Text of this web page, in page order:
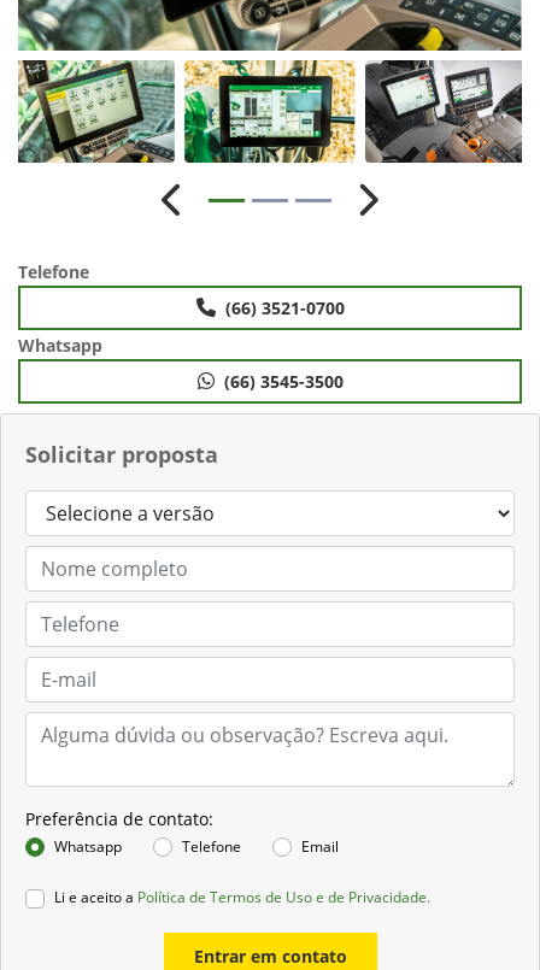
Solicitar proposta
Preferência de contato:
Whatsapp Telefone Email
Li e aceito a Política de Termos de Uso e de Privacidade.
Entrar em contato
Anterior Próximo
Telefone
(66) 3521-0700
Whatsapp
(66) 3545-3500